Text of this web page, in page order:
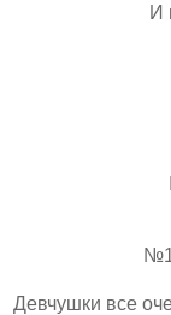
И
Девчушки все